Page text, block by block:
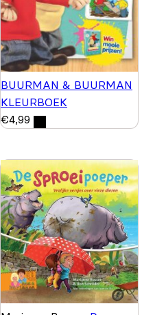
BUURMAN & BUURMAN
KLEURBOEK
€4,99